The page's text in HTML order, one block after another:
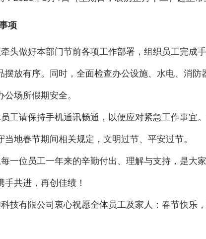
项
头做好本部门节前各项工作部署，组织员工完成
放有序。同时，全面检查办公设施、水电、消防
场所假期安全。
工请保持手机通讯畅通，以便应对紧急工作事宜
地春节期间相关规定，文明过节、平安过节。
一位员工一年来的辛勤付出、理解与支持，是大
共进，再创佳绩！
技有限公司衷心祝愿全体员工及家人：春节快乐